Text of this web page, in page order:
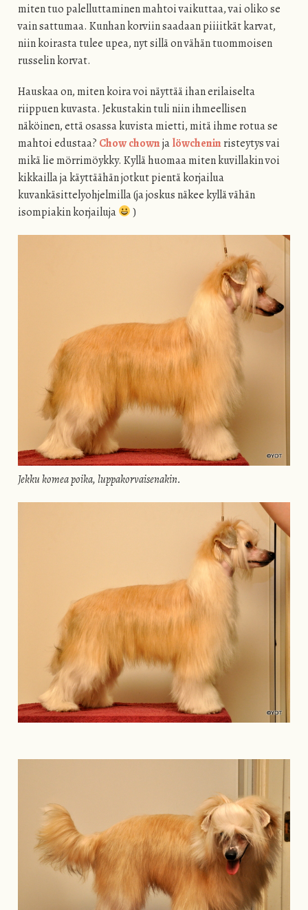
miten tuo palelluttaminen mahtoi vaikuttaa, vai oliko se
vain sattumaa. Kunhan korviin saadaan piiiitkät karvat,
niin koirasta tulee upea, nyt sillä on vähän tuommoisen
russelin korvat.
Hauskaa on, miten koira voi näyttää ihan erilaiselta
riippuen kuvasta. Jekustakin tuli niin ihmeellisen
näköinen, että osassa kuvista mietti, mitä ihme rotua se
mahtoi edustaa? Chow chownjalöwcheninristeytys vai
mikä lie mörrimöykky. Kyllä huomaa miten kuvillakin voi
kikkailla ja käyttäähän jotkut pientä korjailua
kuvankäsittelyohjelmilla (ja joskus näkee kyllä vähän
isompiakin korjailuja
)
Jekku komea poika, luppakorvaisenakin.